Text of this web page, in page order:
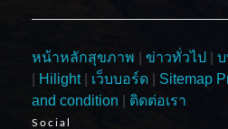
หน้าหลักสุขภาพ ข่าวทั่วไป
Hilight| เว็บบอร์ด Sitemap
and condition
ติดต่อเรา
Social